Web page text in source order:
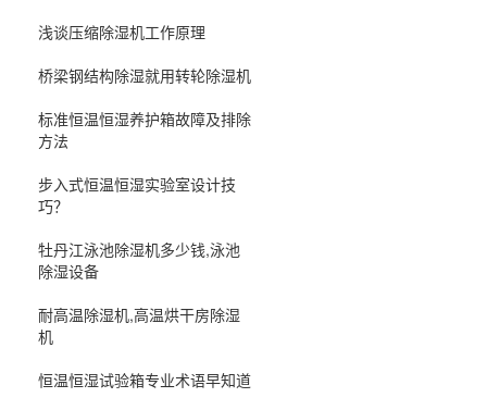
浅谈压缩除湿机工作原理
桥梁钢结构除湿就用转轮除湿机
标准恒温恒湿养护箱故障及排除
方法
步入式恒温恒湿实验室设计技
巧？
牡丹江泳池除湿机多少钱,泳池
除湿设备
耐高温除湿机,高温烘干房除湿
机
恒温恒湿试验箱专业术语早知道